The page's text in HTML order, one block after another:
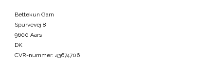
Bettekun Garn
Spurvevej 8
9600 Aars
DK
CVR-nummer: 43674706